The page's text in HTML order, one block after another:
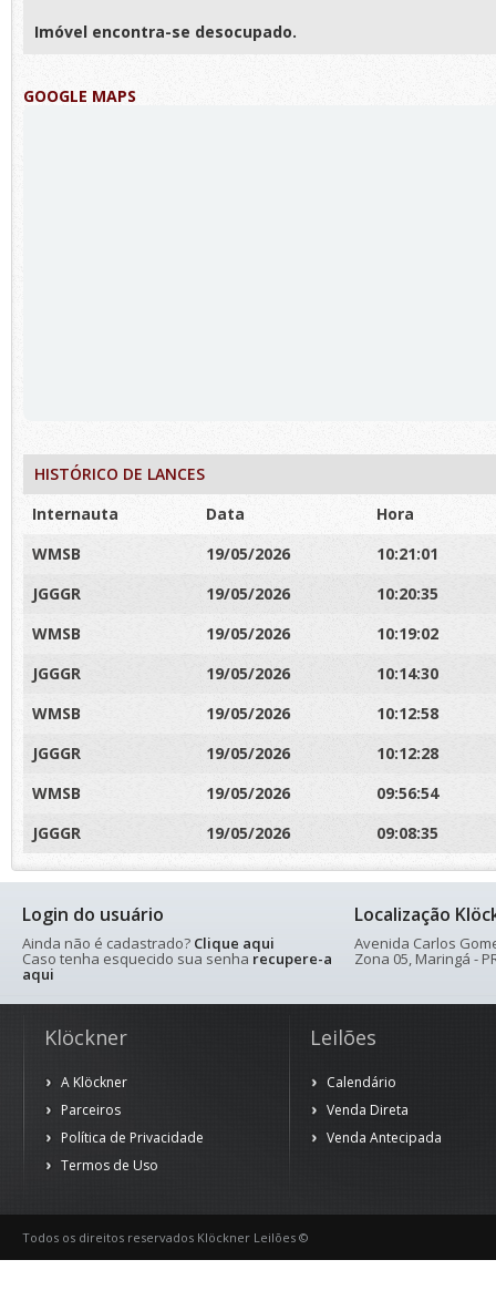
Imóvel encontra-se desocupado.
GOOGLE MAPS
HISTÓRICO DE LANCES
Internauta
Data
Hora
WMSB
19/05/2026
10:21:01
JGGGR
19/05/2026
10:20:35
WMSB
19/05/2026
10:19:02
JGGGR
19/05/2026
10:14:30
WMSB
19/05/2026
10:12:58
JGGGR
19/05/2026
10:12:28
WMSB
19/05/2026
09:56:54
JGGGR
19/05/2026 09:08:35
Login do usuário
Ainda não é cadastrado? Clique aqui
Caso tenha esquecido sua senha recupere-a
aqui
Localização
Avenida Carlos
Zona 05, Maringá -
Klöckner
A Klöckner
Parceiros
Política de Privacidade
Termos de Uso
Leilões
Calendário
Venda Direta
Venda Antecipada
Todos os direitos reservados Klöckner Leilões ©